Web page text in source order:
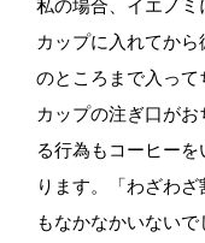
カップに入れてか
のところまで入っ
カップの注ぎ口が
る行為もコーヒー
ります。「わざわ
もなかなかいない